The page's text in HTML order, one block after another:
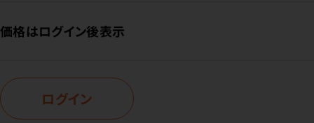
価格はログイン後表示
ログイン